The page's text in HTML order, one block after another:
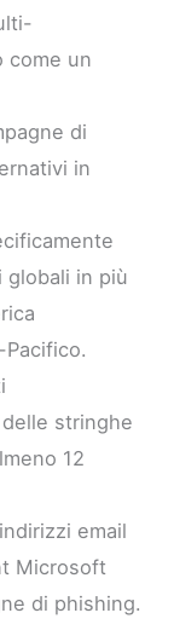
come un
di
in
globali in più
stringhe
12
email
Microsoft
di phishing.